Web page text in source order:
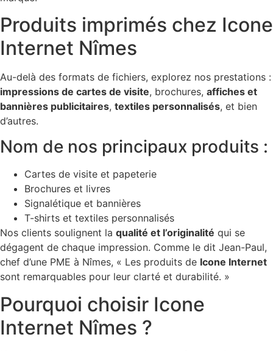
Produits imprimés chez Icone
Internet Nîmes
Au-delà des formats de fichiers, explorez nos prestations :
impressions de cartes de visite, brochures, affiches et
bannières publicitaires, textiles personnalisés, et bien
d’autres.
Nom de nos principaux produits :
Cartes de visite et papeterie
Brochures et livres
Signalétique et bannières
T-shirts et textiles personnalisés
Nos clients soulignent la qualité et l’originalité qui se
dégagent de chaque impression. Comme le dit Jean-Paul,
chef d’une PME à Nîmes, « Les produits de Icone Internet
sont remarquables pour leur clarté et durabilité. »
Pourquoi choisir Icone
Internet Nîmes ?